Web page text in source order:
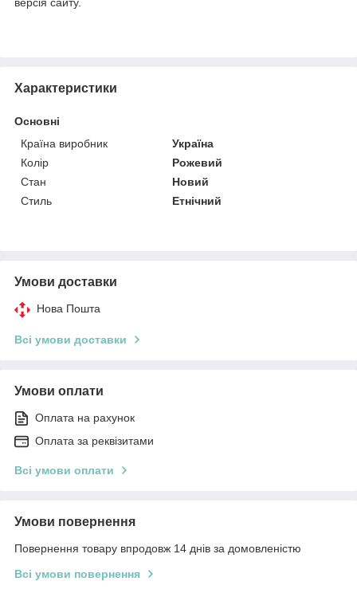
Характеристики
Основні
Країна виробник
Україна
Колір
Рожевий
Стан
Новий
Стиль
Етнічний
Умови доставки
Нова Пошта
Всі умови доставки
Умови оплати
Оплата на рахунок
Оплата за реквізитами
Всі умови оплати
Умови повернення
Повернення товару впродовж 14 днів за домовленістю
Всі умови повернення